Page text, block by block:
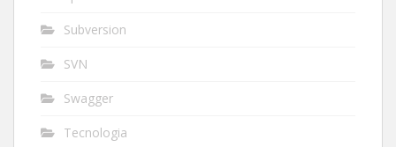
Subversion
SVN
Swagger
Tecnologia